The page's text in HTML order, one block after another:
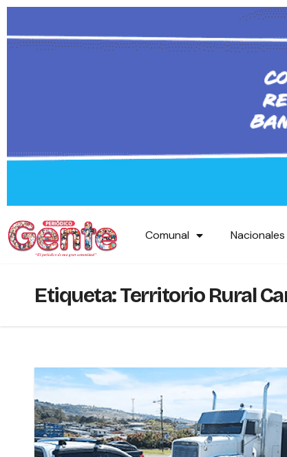
Comunal Nacionales
Etiqueta:Territorio Rural